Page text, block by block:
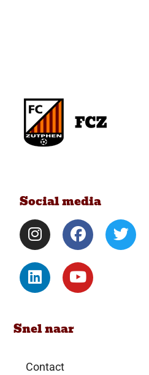
Social media
Snel naar
Contact